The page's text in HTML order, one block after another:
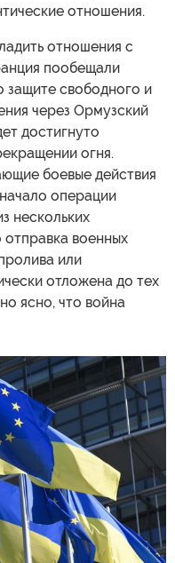
отношения.
отношения с
пообещали
свободного и
через Ормузский
достигнуто
огня.
боевые действия
операции
нескольких
отправка военных
или
отложена до тех
ясно, что война